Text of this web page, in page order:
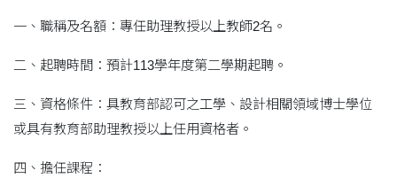
一、職稱及名額：專任助理教授以上教師2名。
二、起聘時間：預計113學年度第二學期起聘。
三、資格條件：具教育部認可之工學、設計相關領域博士學位
或具有教育部助理教授以上任用資格者。
四、擔任課程：